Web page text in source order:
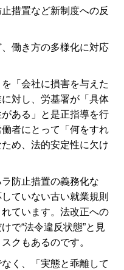
措置など新制度への反
働き方の多様化に対応
「会社に損害を与えた
対し、労基署が「具体
ある」と是正指導を行
者にとって「何をすれ
め、法的安定性に欠け
防止措置の義務化な
ていない古い就業規則
ています。法改正への
で“法令違反状態”と見
クもあるのです。
く、「実態と乖離して